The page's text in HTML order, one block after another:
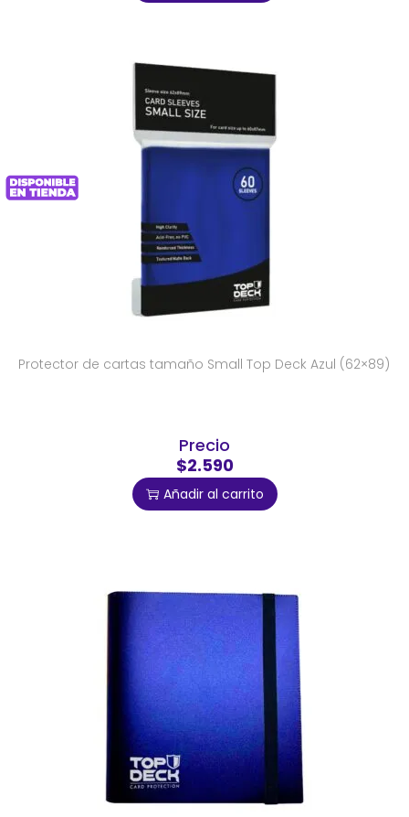
Protector de cartas tamaño Small Top Deck Azul (62×89)
Precio
$2.590
Añadir al carrito